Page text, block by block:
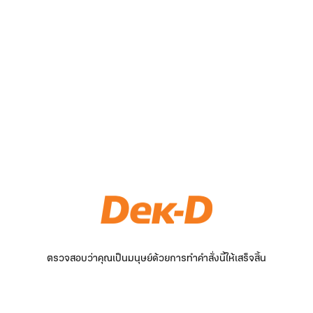
ตรวจสอบว่าคุณเป็นมนุษย์ด้วยการทำคำสั่งนี้ให้เสร็จสิ้น